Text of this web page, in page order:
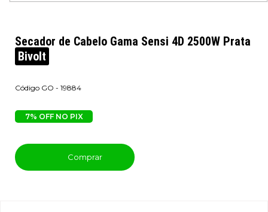
Secador de Cabelo Gama Sensi 4D 2500W Prata
Bivolt
GO - 19884
7% OFF NO PIX
Comprar